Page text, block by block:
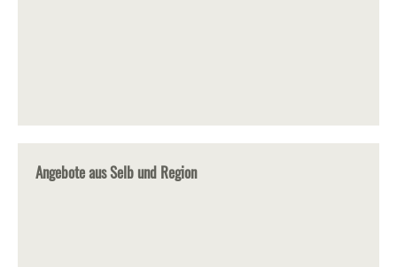
Angebote aus Selb und Region